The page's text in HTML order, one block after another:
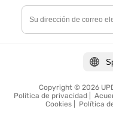
Copyright © 2026
Política de privacidad
Cookies| Política